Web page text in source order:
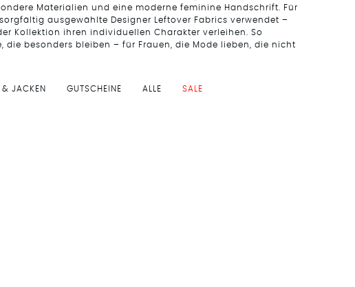
Materialien und eine moderne feminine Handschrift. Für
ausgewählte Designer Leftover Fabrics verwendet –
Kollektion ihren individuellen Charakter verleihen. So
die besonders bleiben – für Frauen, die Mode lieben, die nicht
& JACKEN GUTSCHEINE ALLE SALE